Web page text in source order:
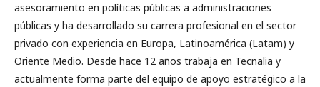
asesoramiento en políticas públicas a administraciones
públicas y ha desarrollado su carrera profesional en el sector
privado con experiencia en Europa, Latinoamérica (Latam) y
Oriente Medio. Desde hace 12 años trabaja en Tecnalia y
actualmente forma parte del equipo de apoyo estratégico a la